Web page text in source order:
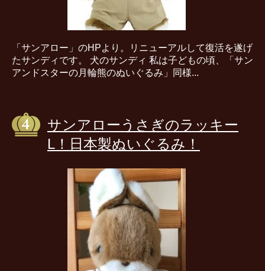
「サンアロー」のHPより。リニューアルして復活を遂げ
たサンディです。 犬のサンディ 私は子どもの頃、「サン
アンドスターの月輪熊のぬいぐるみ」同様...
サンアローうさぎのラッキー
L！日本製ぬいぐるみ！